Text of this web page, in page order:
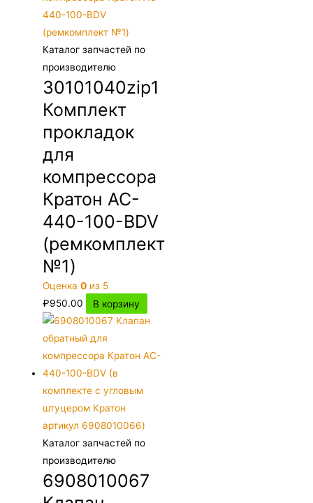
Каталог запчастей по
производителю
30101040zip1
Комплект
прокладок
для
компрессора
Кратон AC-
440-100-BDV
(ремкомплект
№1)
Оценка0 из 5
₽950.00 В корзину
Каталог запчастей по
производителю
6908010067